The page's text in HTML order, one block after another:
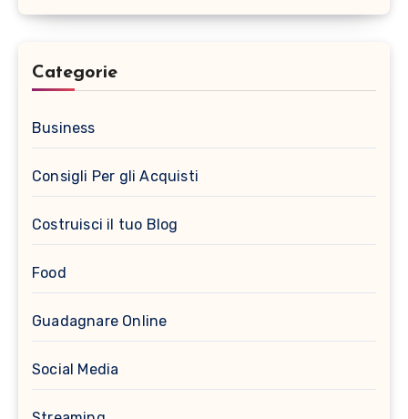
Categorie
Business
Consigli Per gli Acquisti
Costruisci il tuo Blog
Food
Guadagnare Online
Social Media